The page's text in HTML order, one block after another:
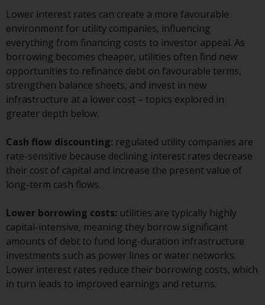
Union ersetzt haben; es kann
jedoch zusätzliche Anforderungen
oder Formalitäten geben, die Ihre
Anlage verbieten.
Dementsprechend sind Sie
verpflichtet, sich über solche
Einschränkungen zu informieren
und diese zu beachten. Auf dieser
Website erwähnte Produkte oder
Dienstleistungen sind nur für den
Vertrieb in jenen
Gerichtsbarkeiten bestimmt, in
denen und an diejenigen
Personen, denen das Anbieten
solcher Produkte und
Dienstleistungen gestattet ist.
Informationen für Anleger in der
Schweiz
Lower interest rates can create a more favourable
environment for utility companies, influencing
everything from financing costs to investor appeal. As
borrowing becomes cheaper, utilities often find new
opportunities to refinance debt on favourable terms,
strengthen balance sheets, and invest in new
infrastructure at a lower cost – topics explored in
greater depth below.
Cash flow discounting: regulated utility companies are
rate-sensitive because declining interest rates decrease
their cost of capital and increase the present value of
long-term cash flows.
Lower borrowing costs: utilities are typically highly
capital-intensive, meaning they borrow significant
amounts of debt to fund long-duration infrastructure
investments such as power lines or water networks.
Lower interest rates reduce their borrowing costs, which
in turn leads to improved earnings and returns.